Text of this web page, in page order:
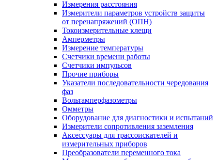
Измерения расстояния
Измерители параметров устройств защиты
от перенапряжений (ОПН)
Токоизмерительные клещи
Амперметры
Измерение температуры
Счетчики времени работы
Счетчики импульсов
Прочие приборы
Указатели последовательности чередования
фаз
Вольтамперфазометры
Омметры
Оборудование для диагностики и испытаний
Измерители сопротивления заземления
Аксессуары для трассоискателей и
измерительных приборов
Преобразователи переменного тока